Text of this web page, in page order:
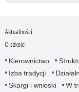
Aktualności
O szkole
Kierownictwo
Izba tradycji
Skargi i wnioski
W